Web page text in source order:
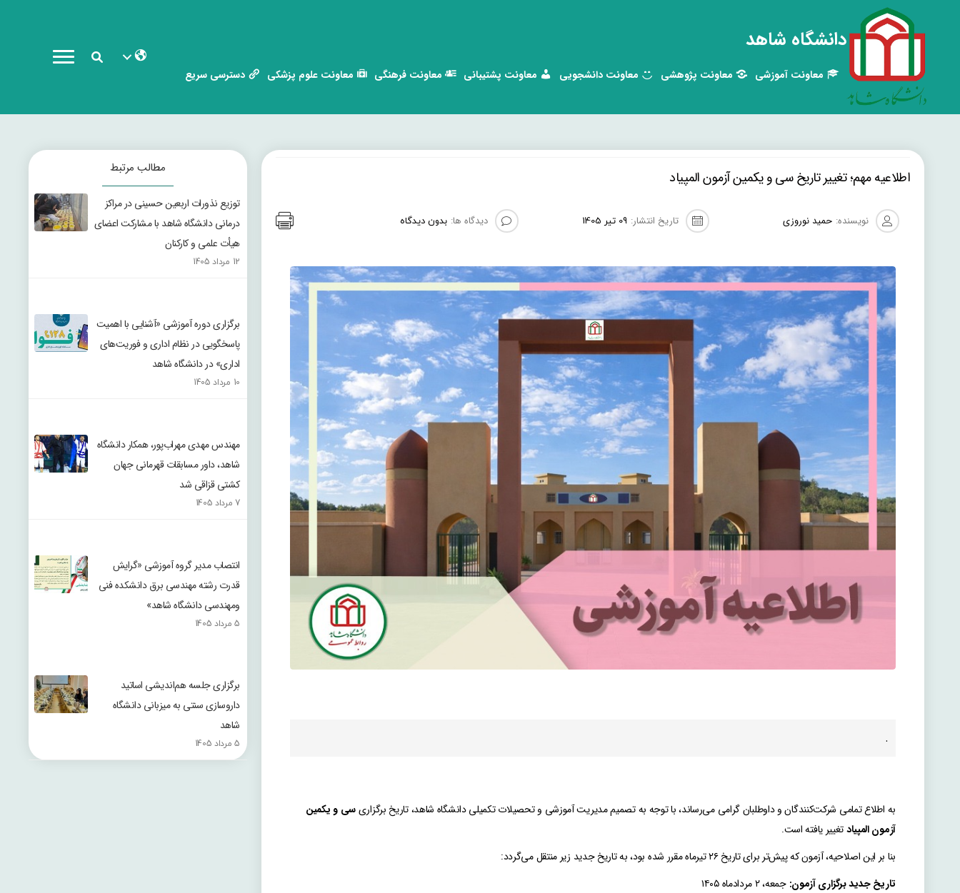
دانشگاه شاهد
معاونت آموزشی معاونت پژوهشی معاونت دانشجویی معاونت پشتیبانی معاونت فرهنگی معاونت علوم پزشکی دسترسی سریع
اطلاعیه مهم؛ تغییر تاریخ سی و یکمین آزمون المپیاد
نویسنده: حمید نوروزی تاریخ انتشار: 09 تیر 1405 دیدگاه ها: بدون دیدگاه
.
به اطلاع تمامی شرکت‌کنندگان و داوطلبان گرامی می‌رساند، با توجه به تصمیم مدیریت آموزشی و تحصیلات تکمیلی دانشگاه شاهد، تاریخ برگزاریسی و یکمین
آزمون المپیادتغییر یافته است.
بنا بر این اصلاحیه، آزمون که پیش‌تر برای تاریخ ۲۶ تیرماه مقرر شده بود، به تاریخ جدید زیر منتقل می‌گردد:
تاریخ جدید برگزاری آزمون: جمعه، ۲ مردادماه ۱۴۰۵
مطالب مرتبط
توزیع نذورات اربعین حسینی در مراکز
درمانی دانشگاه شاهد با مشارکت اعضای
هیأت علمی و کارکنان
12 مرداد 1405
برگزاری دوره آموزشی «آشنایی با اهمیت
پاسخگویی در نظام اداری و فوریت‌های
اداری» در دانشگاه شاهد
10 مرداد 1405
مهندس مهدی مهراب‌پور، همکار دانشگاه
شاهد، داور مسابقات قهرمانی جهان
کشتی قزاقی شد
7 مرداد 1405
انتصاب مدیر گروه آموزشی «گرایش
قدرت رشته مهندسی برق دانشکده فنی
ومهندسی دانشگاه شاهد»
5 مرداد 1405
برگزاری جلسه هم‌اندیشی اساتید
داروسازی سنتی به میزبانی دانشگاه
شاهد
5 مرداد 1405